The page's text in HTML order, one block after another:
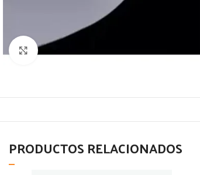
Click to enlarge
PRODUCTOS RELACIONADOS